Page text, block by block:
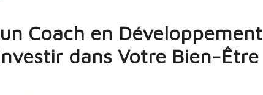
Coach en Développement
dans Votre Bien-Être